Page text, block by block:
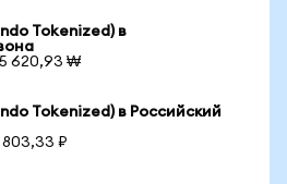
Tokenized) в
620,93 ₩
Tokenized) в Российский
803,33 ₽